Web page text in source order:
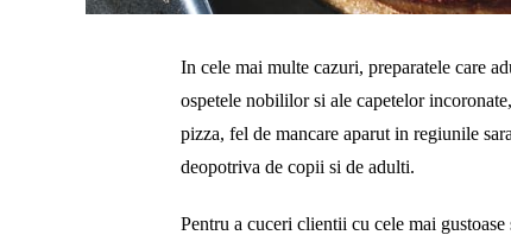
In cele mai multe cazuri, preparatele care
ospetele nobililor si ale capetelor
pizza, fel de mancare aparut in regiunile
deopotriva de copii si de adulti.
Pentru a cuceri clientii cu cele mai